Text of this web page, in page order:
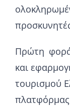
Πρώτη φορά
και
τουρισμού